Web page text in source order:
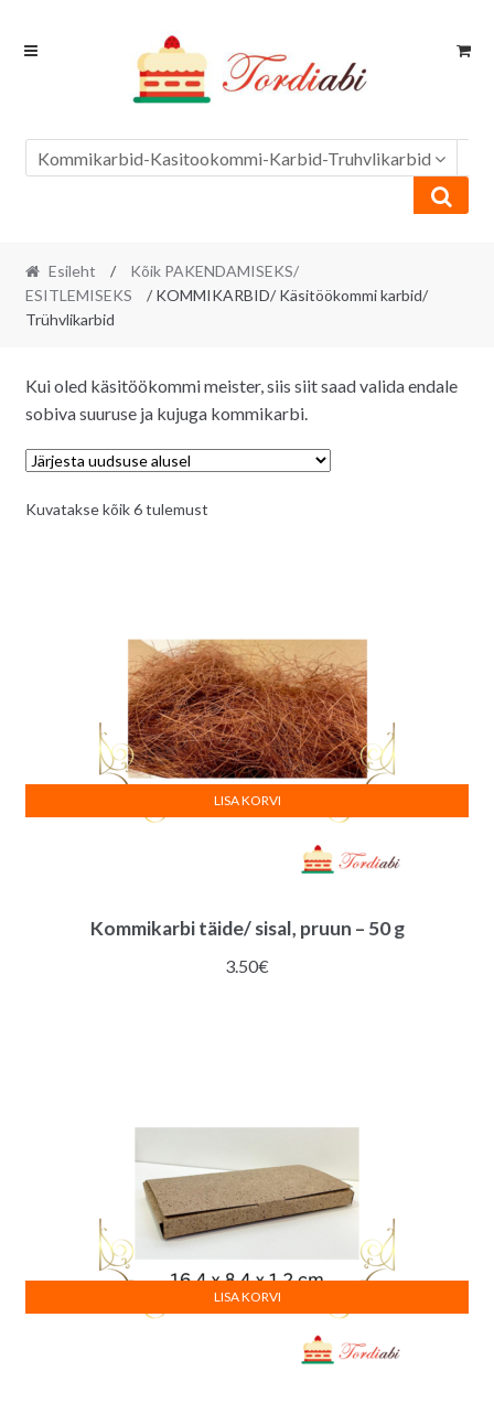
Skip
Skip
Kommikarbid-Kasitookommi-Karbid-Truhvlikarbid
Esileht /
Kõik PAKENDAMISEKS/
ESITLEMISEKS
/ KOMMIKARBID/ Käsitöökommi karbid/
Trühvlikarbid
Kui oled käsitöökommi meister, siis siit saad valida endale
sobiva suuruse ja kujuga kommikarbi.
Kuvatakse kõik 6 tulemustSorditud
Kommikarbi täide/ sisal, pruun – 50 g
3.50€
LISA KORVI
LISA KORVI